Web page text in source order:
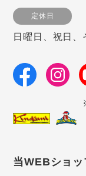
定休日
日曜日、祝日、
当WEBショッ